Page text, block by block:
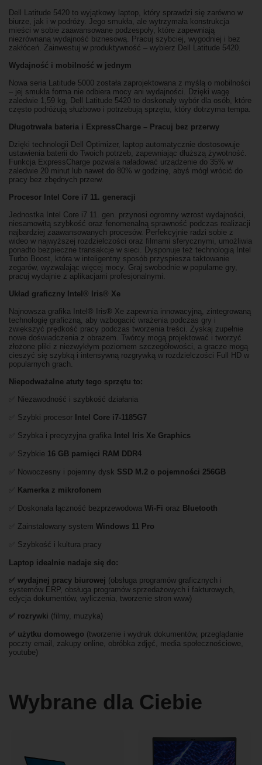
Dell Latitude 5420 to wyjątkowy laptop, który sprawdzi się zarówno w
biurze, jak i w podróży. Jego smukła, ale wytrzymała konstrukcja
mieści w sobie zaawansowane podzespoły, które zapewniają
niezrównaną wydajność biznesową. Pracuj szybciej, wygodniej i bez
zakłóceń. Zainwestuj w produktywność – wybierz Dell Latitude 5420.
Wydajność i mobilność w jednym
Nowa seria Latitude 5000 została zaprojektowana z myślą o mobilności
– jej smukła forma nie odbiera mocy ani wydajności. Dzięki wagę
zaledwie 1,59 kg, Dell Latitude 5420 to doskonały wybór dla osób, które
często podróżują służbowo i potrzebują sprzętu, który dotrzyma tempa.
Długotrwała bateria i ExpressCharge – Pracuj bez przerwy
Dzięki technologii Dell Optimizer, laptop automatycznie dostosowuje
ustawienia baterii do Twoich potrzeb, zapewniając dłuższą żywotność.
Funkcja ExpressCharge pozwala naładować urządzenie do 35% w
zaledwie 20 minut lub nawet do 80% w godzinę, abyś mógł wrócić do
pracy bez zbędnych przerw.
Procesor Intel Core i7 11. generacji
Jednostka Intel Core i7 11. gen. przynosi ogromny wzrost wydajności,
niesamowitą szybkość oraz fenomenalną sprawność podczas realizacji
najbardziej zaawansowanych procesów. Perfekcyjnie radzi sobie z
wideo w najwyższej rozdzielczości oraz filmami sferycznymi, umożliwia
ponadto bezpieczne transakcje w sieci. Dysponuje też technologią Intel
Turbo Boost, która w inteligentny sposób przyspiesza taktowanie
zegarów, wyzwalając więcej mocy. Graj swobodnie w popularne gry,
pracuj wydajnie z aplikacjami profesjonalnymi.
Układ graficzny Intel® Iris® Xe
Najnowsza grafika Intel® Iris® Xe zapewnia innowacyjną, zintegrowaną
technologię graficzną, aby wzbogacić wrażenia podczas gry i
zwiększyć prędkość pracy podczas tworzenia treści. Zyskaj zupełnie
nowe doświadczenia z obrazem. Twórcy mogą projektować i tworzyć
złożone pliki z niezwykłym poziomem szczegółowości, a gracze mogą
cieszyć się szybką i intensywną rozgrywką w rozdzielczości Full HD w
popularnych grach.
Niepodważalne atuty tego sprzętu to:
✅ Niezawodność i szybkość działania
✅ Szybki procesor Intel Core i7-1185G7
✅ Szybka i precyzyjna grafika Intel Iris Xe Graphics
✅ Szybkie 16 GB pamięci RAM DDR4
✅ Nowoczesny i pojemny dysk SSD M.2 o pojemności 256GB
Kamerka z mikrofonem
✅ Doskonała łączność bezprzewodowa Wi-Fi oraz Bluetooth
✅ Zainstalowany system Windows 11 Pro
✅ Szybkość i kultura pracy
Laptop idealnie nadaje się do:
✅ wydajnej pracy biurowej (obsługa programów graficznych i
systemów ERP, obsługa programów sprzedażowych i fakturowych,
edycja dokumentów, wyliczenia, tworzenie stron www)
✅ rozrywki (filmy, muzyka)
✅ użytku domowego (tworzenie i wydruk dokumentów, przeglądanie
poczty email, zakupy online, obróbka zdjęć, media społecznościowe,
youtube)
Wybrane dla Ciebie